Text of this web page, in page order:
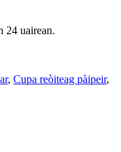
24 uairean.
, Cupa reòiteag pàipeir,